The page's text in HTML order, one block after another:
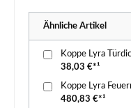
Ähnliche Artikel
Koppe Lyra
38,03 €*¹
Koppe Lyra
480,83 €*¹